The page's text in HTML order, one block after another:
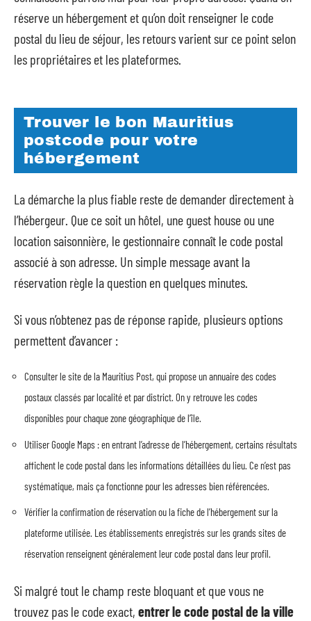
réserve un hébergement et qu’on doit renseigner le code
postal du lieu de séjour, les retours varient sur ce point selon
les propriétaires et les plateformes.
Trouver le bon Mauritius
postcode pour votre
hébergement
La démarche la plus fiable reste de demander directement à
l’hébergeur. Que ce soit un hôtel, une guest house ou une
location saisonnière, le gestionnaire connaît le code postal
associé à son adresse. Un simple message avant la
réservation règle la question en quelques minutes.
Si vous n’obtenez pas de réponse rapide, plusieurs options
permettent d’avancer :
Consulter le site de la Mauritius Post, qui propose un annuaire des codes
postaux classés par localité et par district. On y retrouve les codes
disponibles pour chaque zone géographique de l’île.
Utiliser Google Maps : en entrant l’adresse de l’hébergement, certains résultats
affichent le code postal dans les informations détaillées du lieu. Ce n’est pas
systématique, mais ça fonctionne pour les adresses bien référencées.
Vérifier la confirmation de réservation ou la fiche de l’hébergement sur la
plateforme utilisée. Les établissements enregistrés sur les grands sites de
réservation renseignent généralement leur code postal dans leur profil.
Si malgré tout le champ reste bloquant et que vous ne
trouvez pas le code exact, entrer le code postal de la ville